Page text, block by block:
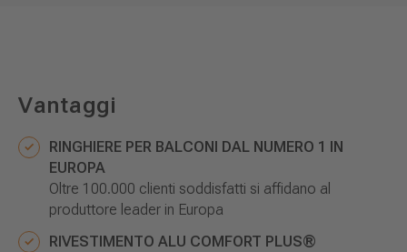
Vantaggi
RINGHIERE PER BALCONI DAL NUMERO 1 IN
EUROPA
Oltre 100.000 clienti soddisfatti si affidano al
produttore leader in Europa
RIVESTIMENTO ALU COMFORT PLUS®